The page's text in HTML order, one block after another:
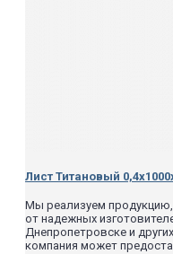
Лист Титановый
Мы реализуем
от надежных
Днепропетровске и
компания может